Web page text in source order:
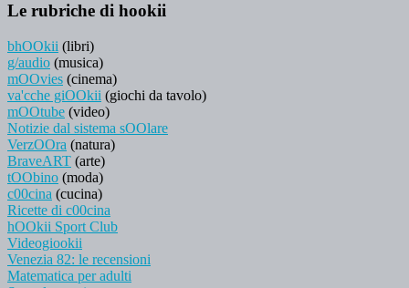
Le rubriche di hookii
bhOOkii (libri)
g/audio (musica)
mOOvies (cinema)
va'cche giOOkii (giochi da tavolo)
mOOtube (video)
Notizie dal sistema sOOlare
VerzOOra (natura)
BraveART (arte)
tOObino (moda)
c00cina (cucina)
Ricette di c00cina
hOOkii Sport Club
Videogiookii
Venezia 82: le recensioni
Matematica per adulti